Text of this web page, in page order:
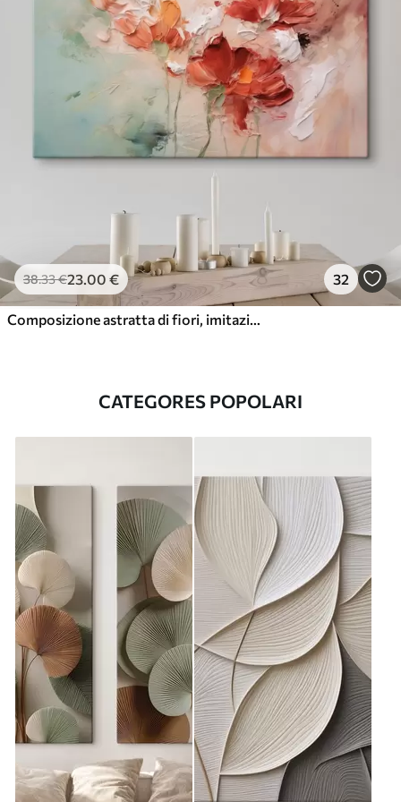
38.33€23.00 € 32
Composizione astratta di fiori, imitazione della pennellata, sfumature verdi e rosse
CATEGORES POPOLARI